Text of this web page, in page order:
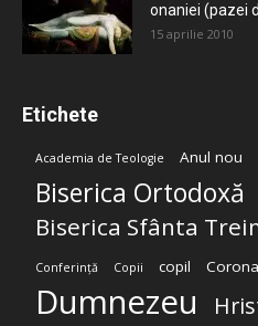
onaniei (pazei
15 aprilie 2010
Etichete
Academia de Teologie Anul nou
Biserica Ortodoxă
Biserica Sfânta
Conferință Copii copil
Dumnezeu